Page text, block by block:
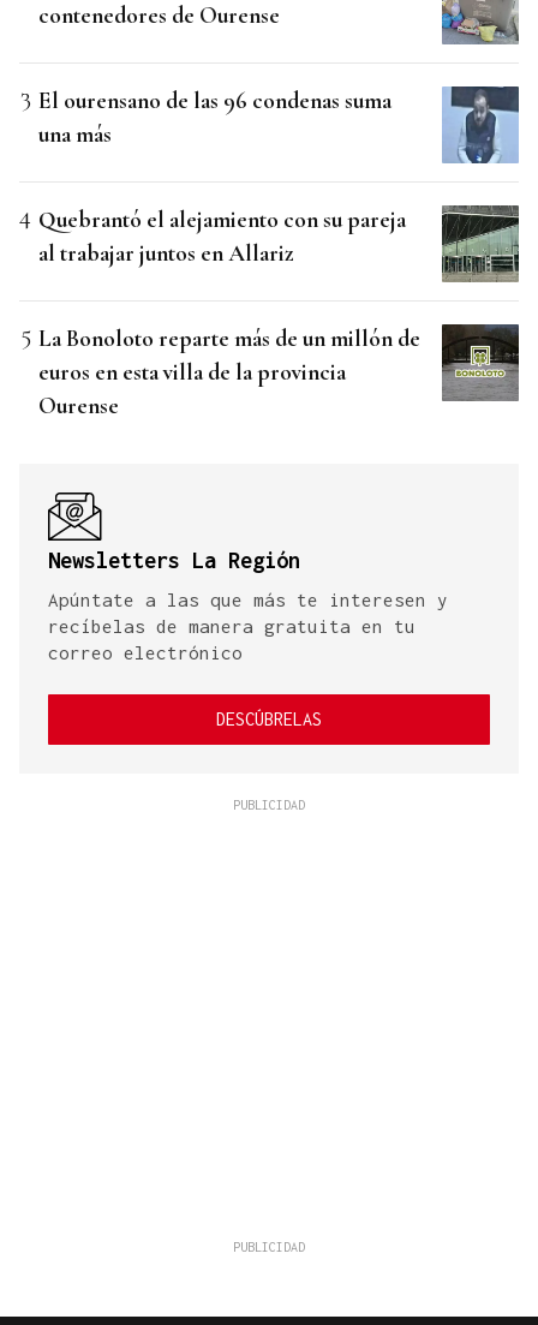
contenedores de Ourense
El ourensano de las 96 condenas suma
una más
Quebrantó el alejamiento con su pareja
al trabajar juntos en Allariz
La Bonoloto reparte más de un millón de
euros en esta villa de la provincia
Ourense
Newsletters La Región
Apúntate a las que más te interesen y
recíbelas de manera gratuita en tu
correo electrónico
DESCÚBRELAS